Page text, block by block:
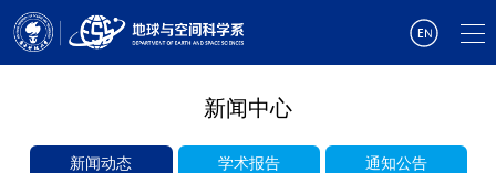
新闻中心
新闻动态 学术报告 通知公告